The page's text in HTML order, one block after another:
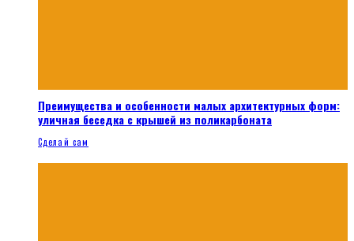
Преимущества и особенности малых архитектурных форм:
уличная беседка с крышей из поликарбоната
Сделай сам